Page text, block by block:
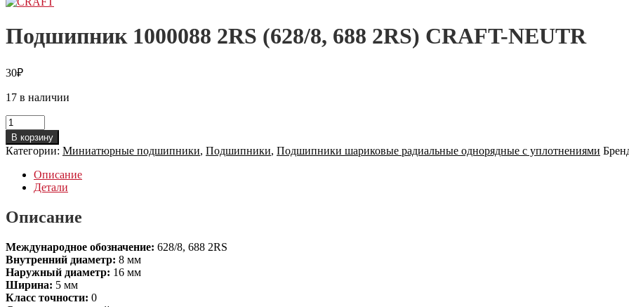
Подшипник 1000088 2RS (628/8, 688 2RS) CRAFT-NEUTR
30₽
17 в наличии
Количество
товара
Подшипник
1000088
2RS
(628/8,
2RS)
CRAFT-
В корзину
Категории: Миниатюрные подшипники, Подшипники, Подшипники шариковые радиальные однорядные с уплотнениями
Описание
Детали
Описание
Международное обозначение: 628/8, 688 2RS
Внутренний диаметр: 8 мм
Наружный диаметр: 16 мм
Ширина: 5 мм
Класс точности: 0